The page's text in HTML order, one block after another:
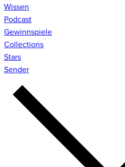
Wissen
Podcast
Gewinnspiele
Collections
Stars
Sender